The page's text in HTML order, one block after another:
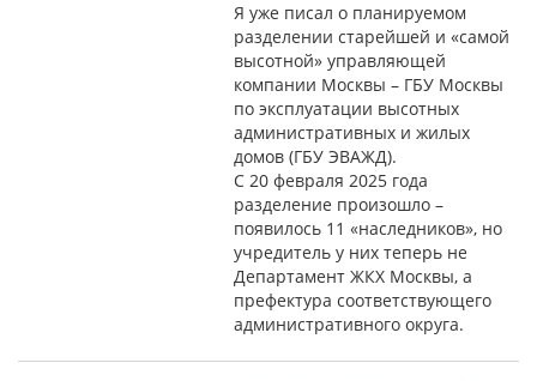
Я уже писал о планируемом
разделении старейшей и «самой
высотной» управляющей
компании Москвы – ГБУ Москвы
по эксплуатации высотных
административных и жилых
домов (ГБУ ЭВАЖД).
С 20 февраля 2025 года
разделение произошло –
появилось 11 «наследников», но
учредитель у них теперь не
Департамент ЖКХ Москвы, а
префектура соответствующего
административного округа.